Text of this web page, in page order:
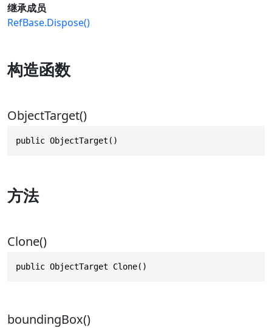
继承成员
RefBase.Dispose()
构造函数
ObjectTarget()
public ObjectTarget()
方法
Clone()
public ObjectTarget Clone()
boundingBox()